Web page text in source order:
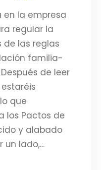
en la empresa
regular la
de las reglas
familia-
de leer
que
los Pactos de
y alabado
un lado,…